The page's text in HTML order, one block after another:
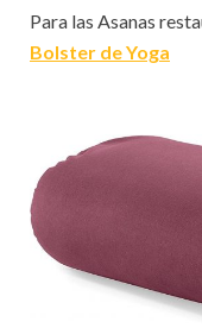
Para las Asanas
Bolster de Yoga